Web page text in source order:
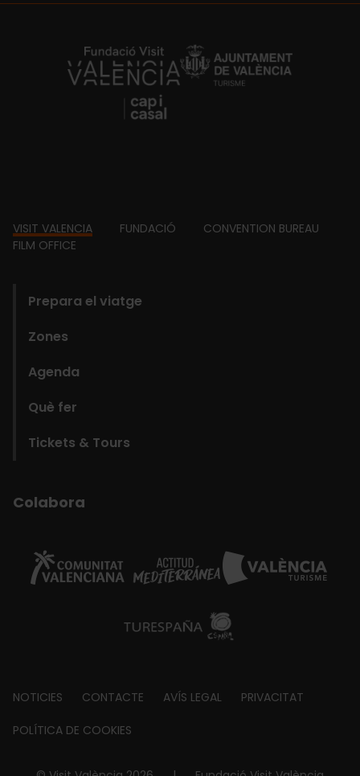
https://fundacion.visitvalencia.com/
Footer
VISIT VALENCIA FUNDACIÓ
CONVENTION BUREAU
FILM OFFICE
Prepara el viatge
Zones
Agenda
Què fer
Tickets & Tours
Colabora
Footer
about
NOTICIES CONTACTE AVÍS LEGAL PRIVACITAT
POLÍTICA DE COOKIES